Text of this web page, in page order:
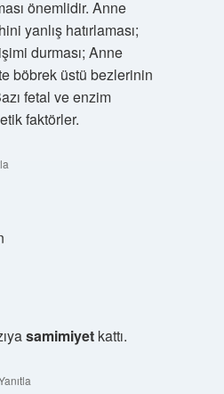
önemlidir. Anne
yanlış hatırlaması;
durması; Anne
böbrek üstü bezlerinin
fetal ve enzim
faktörler.
samimiyetkattı.